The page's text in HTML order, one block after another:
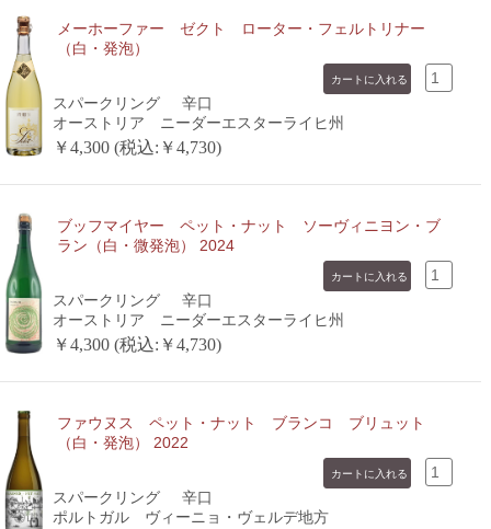
メーホーファー ゼクト ローター・フェルトリナー
（白・発泡）
スパークリング
辛口
オーストリア ニーダーエスターライヒ州
￥4,300 (税込:￥4,730)
ブッフマイヤー ペット・ナット ソーヴィニヨン・ブ
ラン（白・微発泡） 2024
スパークリング
辛口
オーストリア ニーダーエスターライヒ州
￥4,300 (税込:￥4,730)
ファウヌス ペット・ナット ブランコ ブリュット
（白・発泡） 2022
スパークリング
辛口
ポルトガル ヴィーニョ・ヴェルデ地方